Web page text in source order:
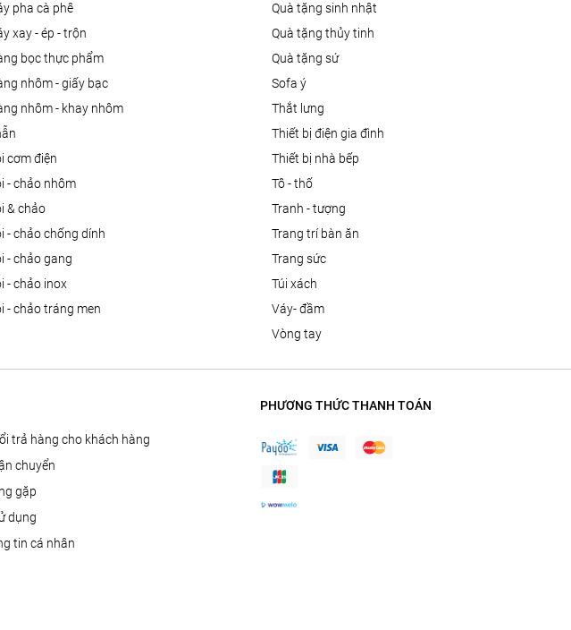
pha cà phê
xay - ép - trộn
bọc thực phẩm
nhôm - giấy bạc
nhôm - khay nhôm
cơm điện
- chảo nhôm
& chảo
- chảo chống dính
- chảo gang
- chảo inox
- chảo tráng men
quà tặng sinh nhật
quà tặng thủy tinh
quà tặng sứ
sofa ý
thắt lưng
thiết bị điện gia đình
thiết bị nhà bếp
tô - thố
tranh - tượng
trang trí bàn ăn
trang sức
túi xách
váy- đầm
vòng tay
trả hàng cho khách hàng
chuyển
gặp
dụng
tin cá nhân
PHƯƠNG THỨC THANH TOÁN